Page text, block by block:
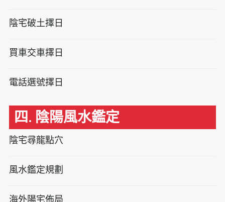
陰宅破土擇日
買車交車擇日
電話選號擇日
四. 陰陽風水鑑定
陰宅尋龍點穴
風水鑑定規劃
海外陽宅佈局